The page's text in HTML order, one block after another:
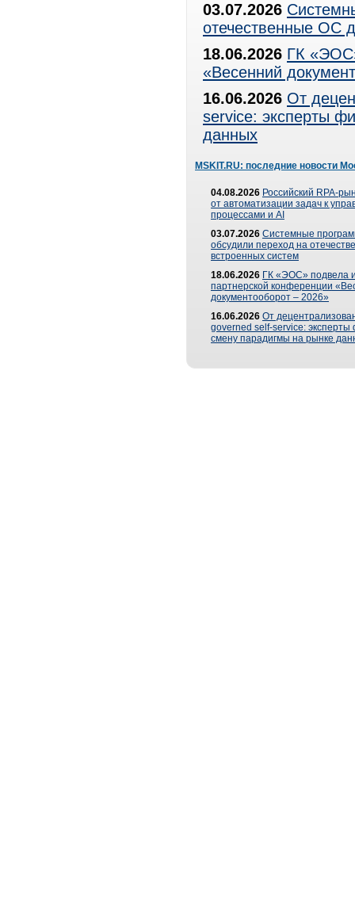
03.07.2026
отечественные ОС
18.06.2026 ГК
«Весенний
16.06.2026 От
service: эксперты
данных
MSKIT.RU: последние новости
04.08.2026 Российский RPA-
от автоматизации задач к
процессами и AI
03.07.2026 Системные
обсудили переход на
встроенных систем
18.06.2026 ГК «ЭОС» подвела
партнерской конференции
документооборот – 2026»
16.06.2026 От
governed self-service: эксперты
смену парадигмы на рынке